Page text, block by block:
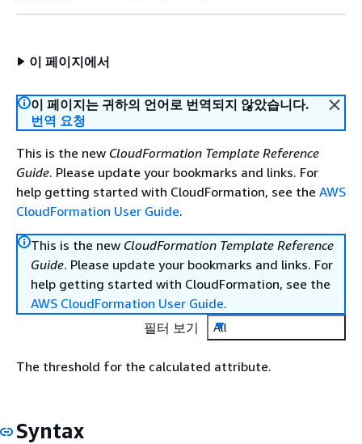
이 페이지에서
이 페이지는 귀하의 언어로 번역되지 않았습니다.
번역 요청
This is the new CloudFormation Template Reference
Guide. Please update your bookmarks and links. For
help getting started with CloudFormation, see the AWS
CloudFormation User Guide.
This is the new CloudFormation Template Reference
Guide. Please update your bookmarks and links. For
help getting started with CloudFormation, see the
AWS CloudFormation User Guide.
필터 보기
All
The threshold for the calculated attribute.
Syntax